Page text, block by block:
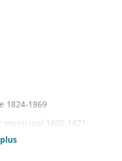
1824-1869
1800-1871